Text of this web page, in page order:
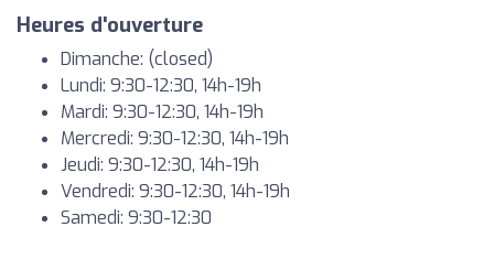
Heures d'ouverture
Dimanche: (closed)
Lundi: 9:30-12:30, 14h-19h
Mardi: 9:30-12:30, 14h-19h
Mercredi: 9:30-12:30, 14h-19h
Jeudi: 9:30-12:30, 14h-19h
Vendredi: 9:30-12:30, 14h-19h
Samedi: 9:30-12:30